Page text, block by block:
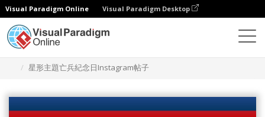
Visual Paradigm Online Visual Paradigm Desktop
星形主題亡兵紀念日Instagram帖子